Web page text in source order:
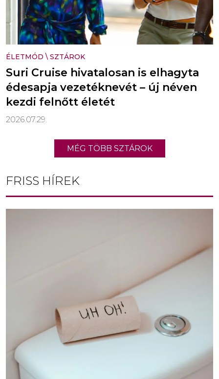
ÉLETMÓD \ SZTÁROK
Suri Cruise hivatalosan is elhagyta
édesapja vezetéknevét – új néven
kezdi felnőtt életét
2026.07.29.
MÉG TÖBB SZTÁROK
FRISS HÍREK